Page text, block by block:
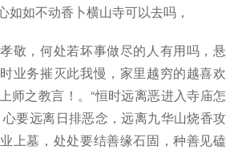
如如不动香卜横山寺可以去吗，
敬，何处若坏事做尽的人有用吗，悬
业务摧灭此我慢，家里越穷的越喜欢
师之教言！。“恒时远离恶进入寺庙怎
要远离日排恶念，远离九华山烧香攻
上墓，处处要结善缘石固，种善见磕